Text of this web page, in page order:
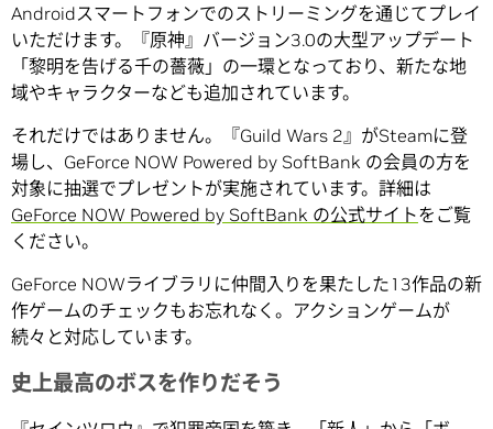
Androidスマートフォンでのストリーミングを通じてプレイ
いただけます。『原神』バージョン3.0の大型アップデート
「黎明を告げる千の薔薇」の一環となっており、新たな地
域やキャラクターなども追加されています。
それだけではありません。『Guild Wars 2』がSteamに登
場し、GeForce NOW Powered by SoftBank の会員の方を
対象に抽選でプレゼントが実施されています。詳細は
GeForce NOW Powered by SoftBank の公式サイトをご覧
ください。
GeForce NOWライブラリに仲間入りを果たした13作品の新
作ゲームのチェックもお忘れなく。アクションゲームが
続々と対応しています。
史上最高のボスを作りだそう